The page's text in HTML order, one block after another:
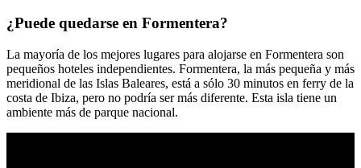
¿Puede quedarse en Formentera?
La mayoría de los mejores lugares para alojarse en Formentera son
pequeños hoteles independientes. Formentera, la más pequeña y más
meridional de las Islas Baleares, está a sólo 30 minutos en ferry de la
costa de Ibiza, pero no podría ser más diferente. Esta isla tiene un
ambiente más de parque nacional.